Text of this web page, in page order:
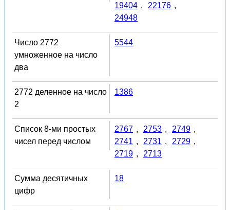
19404 , 22176 ,
24948
Число 2772
умноженное на число
два
5544
2772 деленное на число
2
1386
Список 8-ми простых
чисел перед числом
2767 , 2753 , 2749 ,
2741 , 2731 , 2729 ,
2719 , 2713
Сумма десятичных
цифр
18